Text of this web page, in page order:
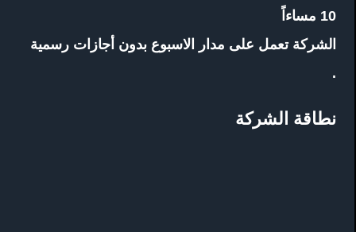
10 مساءاً
الشركة تعمل على مدار الاسبوع بدون أجازات رسمية
.
نطاقة الشركة